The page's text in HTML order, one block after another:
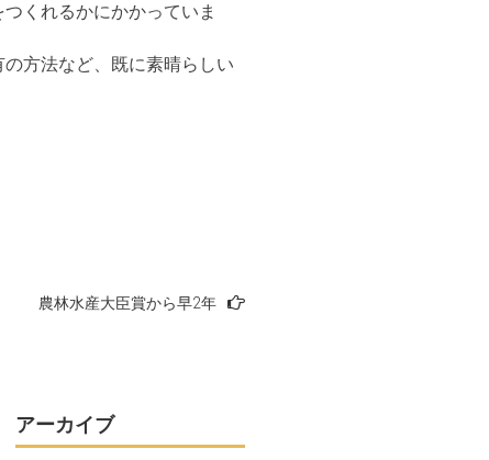
くれるかにかかっていま
方法など、既に素晴らしい
農林水産大臣賞から早2年
アーカイブ